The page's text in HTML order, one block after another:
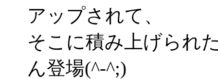
アップされて、
そこに積み上げられ
ん登場(^-^;)